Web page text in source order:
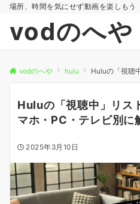
場所、時間を気にせず動画を楽しもう
vodのへや
vodのへや hulu Huluの「視聴中」リ
Huluの「視聴中」リス
マホ・PC・テレビ別に
2025年3月10日